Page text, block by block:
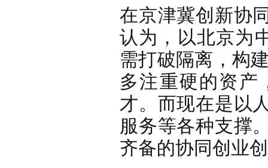
在京津冀创新协
认为，以北京为
需打破隔离，构
多注重硬的资产
才。而现在是以
服务等各种支撑
齐备的协同创业